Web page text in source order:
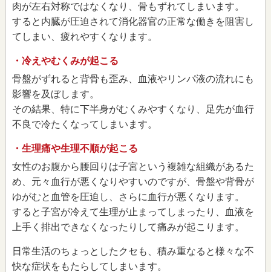
肉が左右対称ではなくなり、骨もずれてしまいます。
すると内臓が圧迫されて消化器官の正常な働きを阻害し
てしまい、疲れやすくなります。
・冷えやむくみが起こる
骨盤がずれると背骨も歪み、血液やリンパ液の流れにも
影響を及ぼします。
その結果、特に下半身がむくみやすくなり、足先が血行
不良で冷たくなってしまいます。
・生理痛や生理不順が起こる
女性のお腹から腰回りは子宮という複雑な組織があるた
め、元々血行が悪くなりやすいのですが、骨盤や背骨が
ゆがむと血管を圧迫し、さらに血行が悪くなります。
すると子宮が冷えて生理が止まってしまったり、血液を
上手く排出できなくなったりして痛みが起こります。
日常生活のちょっとしたクセも、積み重なると様々な不
快な症状をもたらしてしまいます。